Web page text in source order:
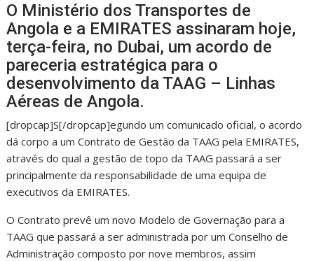
O Ministério dos Transportes de
Angola e a EMIRATES assinaram hoje,
terça-feira, no Dubai, um acordo de
pareceria estratégica para o
desenvolvimento da TAAG – Linhas
Aéreas de Angola.
[dropcap]S[/dropcap]egundo um comunicado oficial, o acordo
dá corpo a um Contrato de Gestão da TAAG pela EMIRATES,
através do qual a gestão de topo da TAAG passará a ser
principalmente da responsabilidade de uma equipa de
executivos da EMIRATES.
O Contrato prevê um novo Modelo de Governação para a
TAAG que passará a ser administrada por um Conselho de
Administração composto por nove membros, assim